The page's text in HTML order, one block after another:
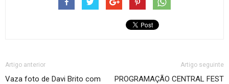
Artigo anterior
Vaza foto de Davi Brito com
Artigo seguinte
PROGRAMAÇÃO CENTRAL FEST